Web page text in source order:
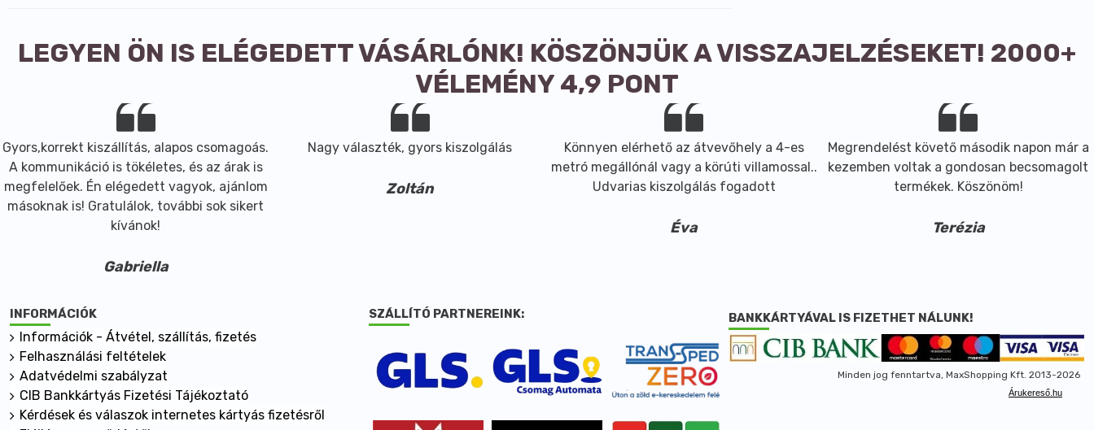
LEGYEN ÖN IS ELÉGEDETT VÁSÁRLÓNK! KÖSZÖNJÜK A VISSZAJELZÉSEKET! 2000+
VÉLEMÉNY 4,9 PONT
Gyors,korrekt kiszállítás, alapos csomagoás.
A kommunikáció is tökéletes, és az árak is
megfelelőek. Én elégedett vagyok, ajánlom
másoknak is! Gratulálok, további sok sikert
kívánok!
Gabriella
Nagy választék, gyors kiszolgálás
Zoltán
Könnyen elérhető az átvevőhely a 4-es
metró megállónál vagy a körúti villamossal..
Udvarias kiszolgálás fogadott
Éva
Megrendelést követő második napon már a
kezemben voltak a gondosan becsomagolt
termékek. Köszönöm!
Terézia
INFORMÁCIÓK
Információk - Átvétel, szállítás, fizetés
Felhasználási feltételek
Adatvédelmi szabályzat
CIB Bankkártyás Fizetési Tájékoztató
Kérdések és válaszok internetes kártyás fizetésről
SZÁLLÍTÓ PARTNEREINK: BANKKÁRTYÁVAL IS FIZETHET NÁLUNK!
Minden jog fenntartva, MaxShopping Kft. 2013-2026
Árukereső.hu